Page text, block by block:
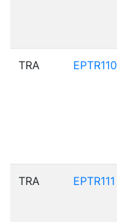
TRA EPTR110
TRA EPTR111